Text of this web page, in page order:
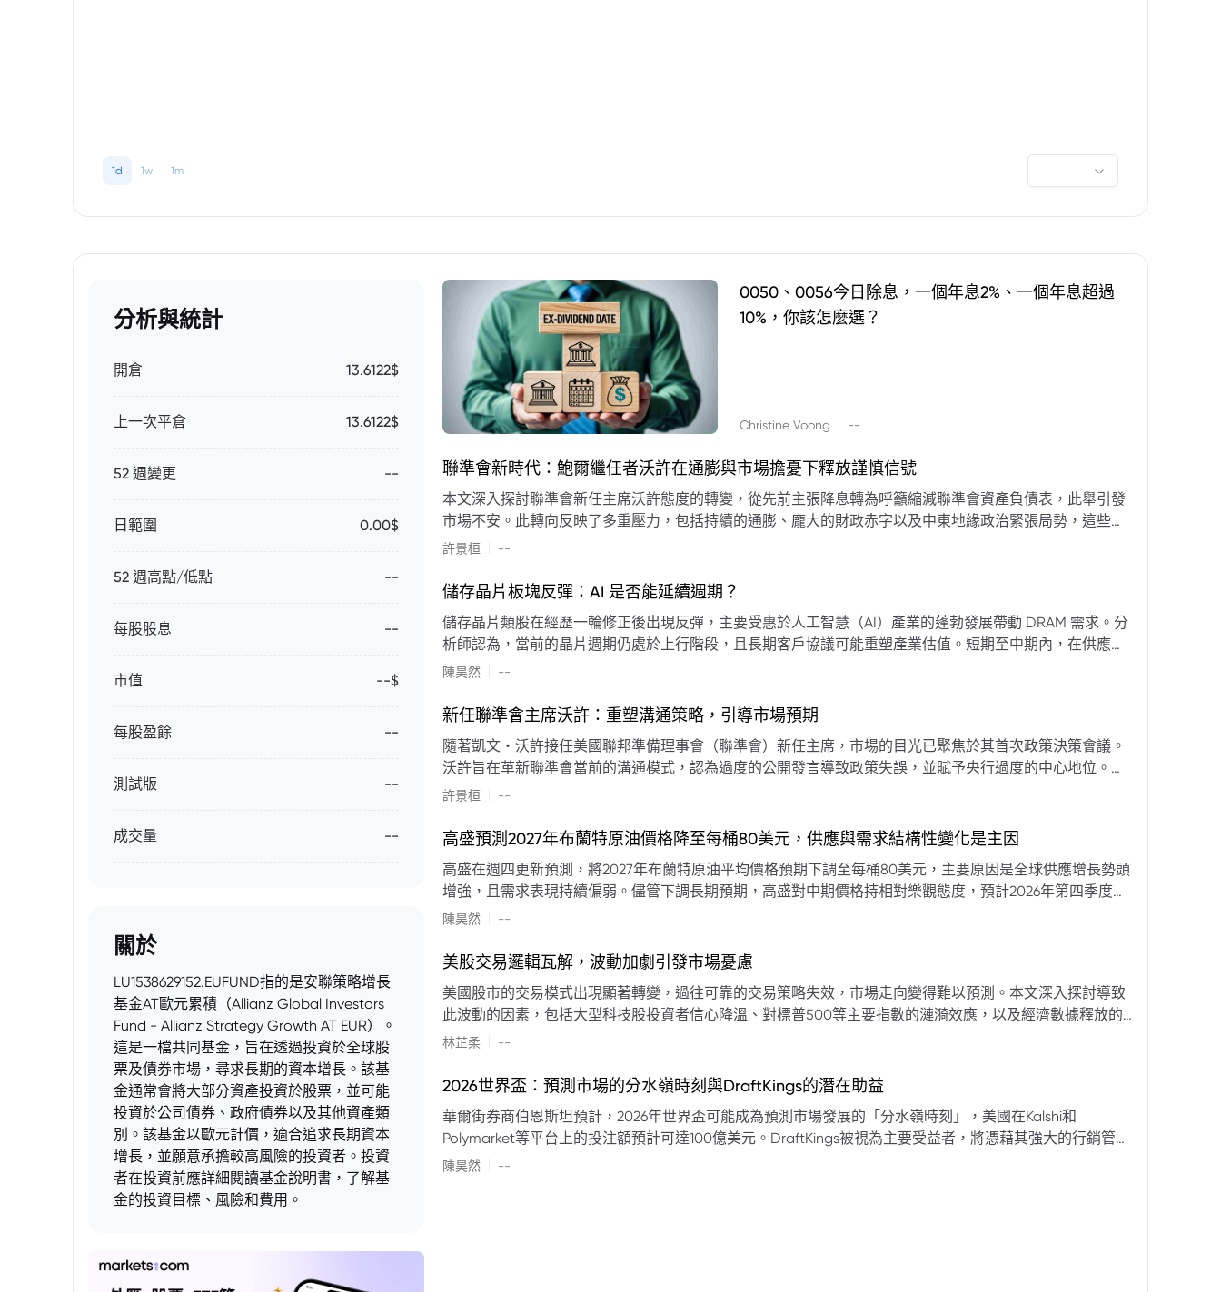
1d 1w 1m
分析與統計
開倉 13.6122$
上一次平倉 13.6122$
52 週變更 --
日範圍 0.00$
52 週高點/低點 --
每股股息 --
市值 --$
每股盈餘 --
測試版 --
成交量 --
關於
LU1538629152.EUFUND指的是安聯策略增長
基金AT歐元累積（Allianz Global Investors
Fund - Allianz Strategy Growth AT EUR）。
這是一檔共同基金，旨在透過投資於全球股
票及債券市場，尋求長期的資本增長。該基
金通常會將大部分資產投資於股票，並可能
投資於公司債券、政府債券以及其他資產類
別。該基金以歐元計價，適合追求長期資本
增長，並願意承擔較高風險的投資者。投資
者在投資前應詳細閱讀基金說明書，了解基
金的投資目標、風險和費用。
0050、0056今日除息，一個年息2%、一個年息超過
10%，你該怎麼選？
Christine Voong --
聯準會新時代：鮑爾繼任者沃許在通膨與市場擔憂下釋放謹慎信號
本文深入探討聯準會新任主席沃許態度的轉變，從先前主張降息轉為呼籲縮減聯準會資產負債表，此舉引發
市場不安。此轉向反映了多重壓力，包括持續的通膨、龐大的財政赤字以及中東地緣政治緊張局勢，這些因
素限制了聯準會實施降息或激進縮減資產負債表的空間。專家預計將進入政策觀望期，重點將放在維持較高
許景桓 --
儲存晶片板塊反彈：AI 是否能延續週期？
儲存晶片類股在經歷一輪修正後出現反彈，主要受惠於人工智慧（AI）產業的蓬勃發展帶動 DRAM 需求。分
析師認為，當前的晶片週期仍處於上行階段，且長期客戶協議可能重塑產業估值。短期至中期內，在供應受
限的支撐下，價格預期將持續走高。
陳昊然 --
新任聯準會主席沃許：重塑溝通策略，引導市場預期
隨著凱文・沃許接任美國聯邦準備理事會（聯準會）新任主席，市場的目光已聚焦於其首次政策決策會議。
沃許旨在革新聯準會當前的溝通模式，認為過度的公開發言導致政策失誤，並賦予央行過度的中心地位。他
計畫重塑政策預期的發布方式及其頻率，目標是減少對預期市場信號的依賴，並強化對經濟基本面的關注。
許景桓 --
高盛預測2027年布蘭特原油價格降至每桶80美元，供應與需求結構性變化是主因
高盛在週四更新預測，將2027年布蘭特原油平均價格預期下調至每桶80美元，主要原因是全球供應增長勢頭
增強，且需求表現持續偏弱。儘管下調長期預期，高盛對中期價格持相對樂觀態度，預計2026年第四季度布
蘭特原油均價為每桶90美元。該行認為，美國、巴西、圭亞那、委內瑞拉及阿聯酋的產量提升，加上需求端
其影響低於預期，二季度的全球供應缺口（每日500萬至600萬桶）因需求疲軟和市場已存在的供過於求而
口受阻持續，2026年底油價可能升至每桶110美元以上，極端情況下2027年甚至可能觸及140美元。相對地，
若供應快速恢復且需求進一步走弱，2026年底油價可能回落至每桶70美元左右，2027年則可能降至每桶60
美元。
陳昊然 --
美股交易邏輯瓦解，波動加劇引發市場憂慮
美國股市的交易模式出現顯著轉變，過往可靠的交易策略失效，市場走向變得難以預測。本文深入探討導致
此波動的因素，包括大型科技股投資者信心降溫、對標普500等主要指數的漣漪效應，以及經濟數據釋放的
矛盾信號。專家意見顯示，雙向交易與市場震盪加劇將成為新常態。重點摘要包括：先前「逢低買入」策略
點：** * **交易邏輯轉變：** 順勢做多的市場邏輯已瓦解，市場走向變得難以預測。 * **科技股信心減弱：**
現顯著的單日反轉幅度，整體市場穩定性大幅下降。 * **經濟數據拉扯：** 經濟數據表現出韌性與聯準會緊
縮貨幣政策預期升溫之間形成拉扯，加劇市場不確定性。 * **專家預期：** 預計將持續出現板塊輪動與風格
切換，投資者意見分歧程度處於極高水平。 * **聚焦聯準會：** 聯準會的利率決議及後續記者會，被視為短
林芷柔 --
2026世界盃：預測市場的分水嶺時刻與DraftKings的潛在助益
華爾街券商伯恩斯坦預計，2026年世界盃可能成為預測市場發展的「分水嶺時刻」，美國在Kalshi和
Polymarket等平台上的投注額預計可達100億美元。DraftKings被視為主要受益者，將憑藉其強大的行銷管
道、西班牙語轉播權以及對預測市場業務的拓展，為即將到來的NFL賽季做準備。
陳昊然 --